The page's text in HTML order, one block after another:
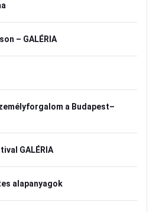
– GALÉRIA
a Budapest–
GALÉRIA
alapanyagok